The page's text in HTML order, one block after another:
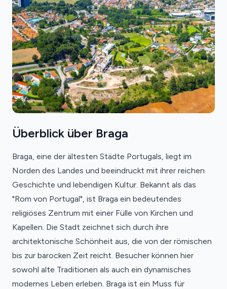
Überblick über Braga
Braga, eine der ältesten Städte Portugals, liegt im
Norden des Landes und beeindruckt mit ihrer reichen
Geschichte und lebendigen Kultur. Bekannt als das
"Rom von Portugal", ist Braga ein bedeutendes
religiöses Zentrum mit einer Fülle von Kirchen und
Kapellen. Die Stadt zeichnet sich durch ihre
architektonische Schönheit aus, die von der römischen
bis zur barocken Zeit reicht. Besucher können hier
sowohl alte Traditionen als auch ein dynamisches
modernes Leben erleben. Braga ist ein Muss für